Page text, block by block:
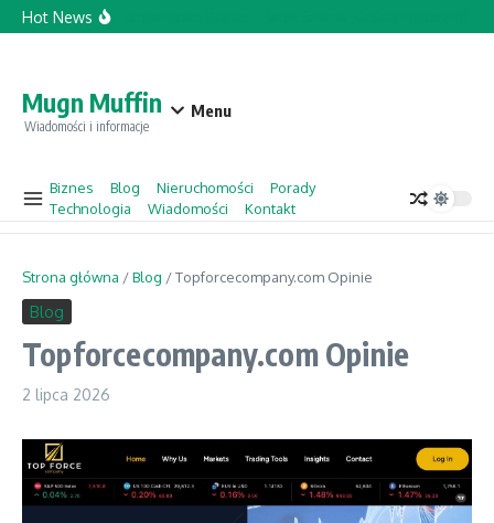
Przejdź do treści
Hot News
Topforcecompany.com Opinie
Mugn Muffin
Wiadomości i informacje
Menu
Biznes Blog Nieruchomości
Porady
Technologia
Wiadomości Kontakt
Strona główna /Blog /Topforcecompany.com Opinie
Blog
Topforcecompany.com Opinie
2 lipca 2026